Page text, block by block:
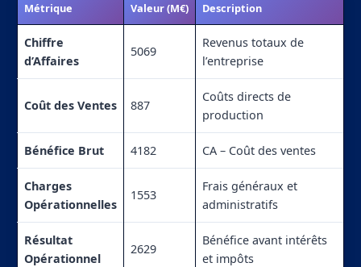
Métrique Valeur (M€) Description
Chiffre
d’Affaires
5069
Revenus totaux de
l’entreprise
Coût des Ventes 887
Coûts directs de
production
Bénéfice Brut 4182 CA – Coût des ventes
Charges
Opérationnelles
1553
Frais généraux et
administratifs
Résultat
Opérationnel
2629
Bénéfice avant intérêts
et impôts